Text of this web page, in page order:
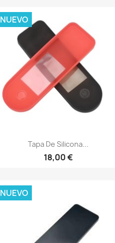
Vista rápida
Tapa De Silicona...
18,00 €
NUEVO
NUEVO